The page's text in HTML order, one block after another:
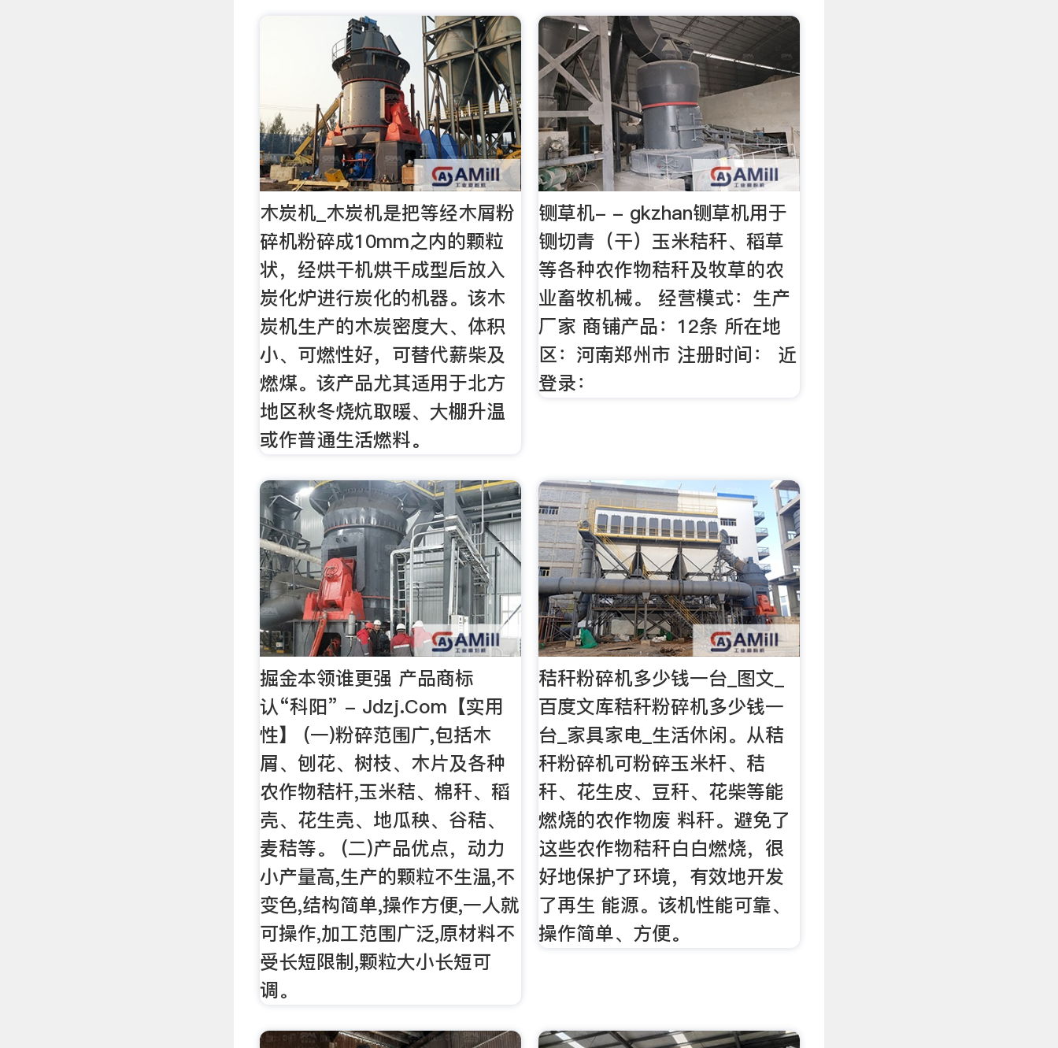
木炭机_木炭机是把等经木屑粉
碎机粉碎成10mm之内的颗粒
状，经烘干机烘干成型后放入
炭化炉进行炭化的机器。该木
炭机生产的木炭密度大、体积
小、可燃性好，可替代薪柴及
燃煤。该产品尤其适用于北方
地区秋冬烧炕取暖、大棚升温
或作普通生活燃料。
铡草机- - gkzhan铡草机用于
铡切青（干）玉米秸秆、稻草
等各种农作物秸秆及牧草的农
业畜牧机械。 经营模式：生产
厂家 商铺产品：12条 所在地
区：河南郑州市 注册时间： 近
登录：
掘金本领谁更强 产品商标
认“科阳” - Jdzj.Com【实用
性】 (一)粉碎范围广,包括木
屑、刨花、树枝、木片及各种
农作物秸杆,玉米秸、棉秆、稻
壳、花生壳、地瓜秧、谷秸、
麦秸等。 (二)产品优点，动力
小产量高,生产的颗粒不生温,不
变色,结构简单,操作方便,一人就
可操作,加工范围广泛,原材料不
受长短限制,颗粒大小长短可
调。
秸秆粉碎机多少钱一台_图文_
百度文库秸秆粉碎机多少钱一
台_家具家电_生活休闲。从秸
秆粉碎机可粉碎玉米杆、秸
秆、花生皮、豆秆、花柴等能
燃烧的农作物废 料秆。避免了
这些农作物秸秆白白燃烧，很
好地保护了环境，有效地开发
了再生 能源。该机性能可靠、
操作简单、方便。